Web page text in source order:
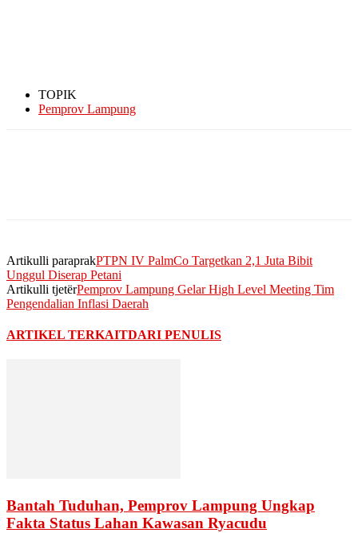
TOPIK
Pemprov Lampung
Artikulli paraprakPTPN IV PalmCo Targetkan 2,1 Juta Bibit
Unggul Diserap Petani
Artikulli tjetërPemprov Lampung Gelar High Level Meeting Tim
Pengendalian Inflasi Daerah
ARTIKEL TERKAITDARI PENULIS
Bantah Tuduhan, Pemprov Lampung Ungkap
Fakta Status Lahan Kawasan Ryacudu